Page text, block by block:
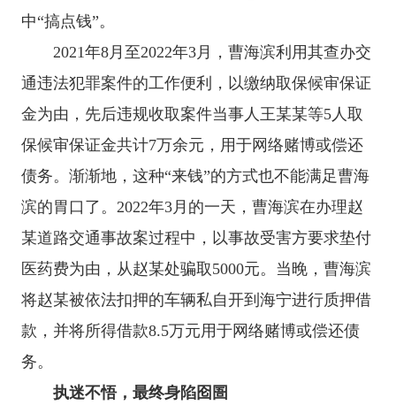
中“搞点钱”。
2021年8月至2022年3月，曹海滨利用其查办交
通违法犯罪案件的工作便利，以缴纳取保候审保证
金为由，先后违规收取案件当事人王某某等5人取
保候审保证金共计7万余元，用于网络赌博或偿还
债务。渐渐地，这种“来钱”的方式也不能满足曹海
滨的胃口了。2022年3月的一天，曹海滨在办理赵
某道路交通事故案过程中，以事故受害方要求垫付
医药费为由，从赵某处骗取5000元。当晚，曹海滨
将赵某被依法扣押的车辆私自开到海宁进行质押借
款，并将所得借款8.5万元用于网络赌博或偿还债
务。
执迷不悟，最终身陷囵圄